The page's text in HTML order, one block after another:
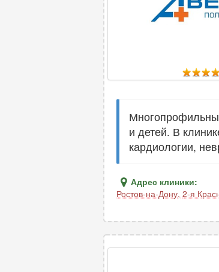
и детей. В
кардиологии,
Адрес клиники:
Ростов-на-Дону, 2-я